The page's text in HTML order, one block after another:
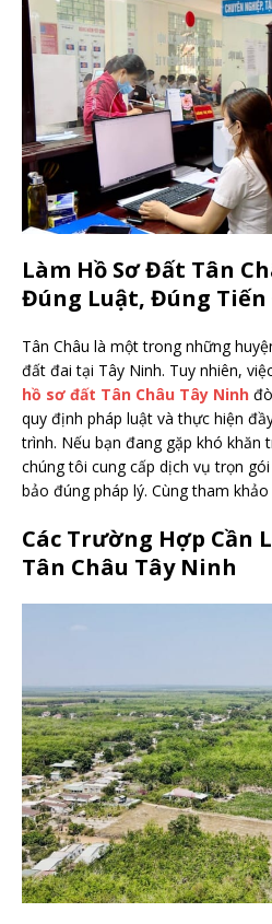
Làm Hồ Sơ Đất Tân
Đúng Luật, Đúng Tiến
Tân Châu là một trong những
đất đai tại Tây Ninh. Tuy nhiên,
hồ sơ đất Tân Châu Tây Ninh
quy định pháp luật và thực hiện
trình. Nếu bạn đang gặp khó khăn
chúng tôi cung cấp dịch vụ trọn
bảo đúng pháp lý. Cùng tham
Các Trường Hợp Cần
Tân Châu Tây Ninh